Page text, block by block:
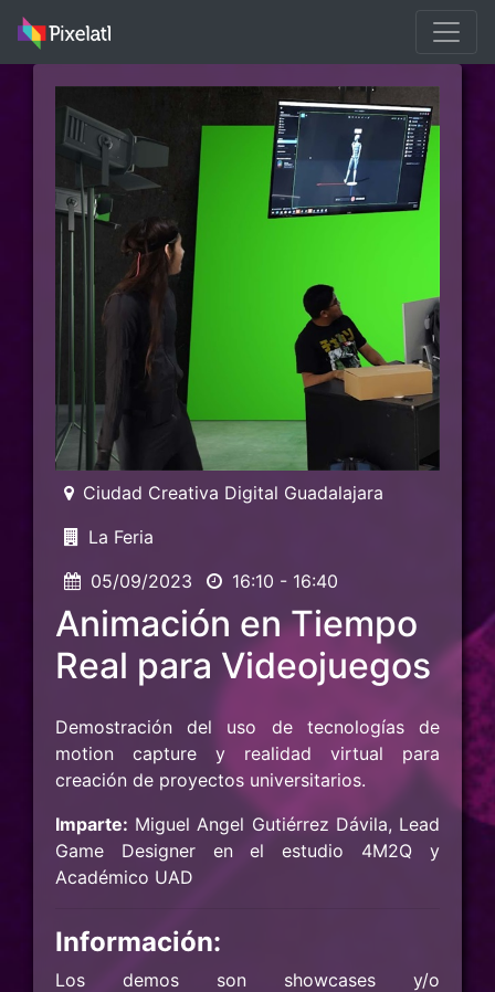
Ciudad Creativa Digital Guadalajara
La Feria
05/09/2023
16:10 - 16:40
Animación en Tiempo
Real para Videojuegos
Demostración del uso de tecnologías de
motion capture y realidad virtual para
creación de proyectos universitarios.
Imparte: Miguel Angel Gutiérrez Dávila, Lead
Game Designer en el estudio 4M2Q y
Académico UAD
Información:
Los demos son showcases y/o